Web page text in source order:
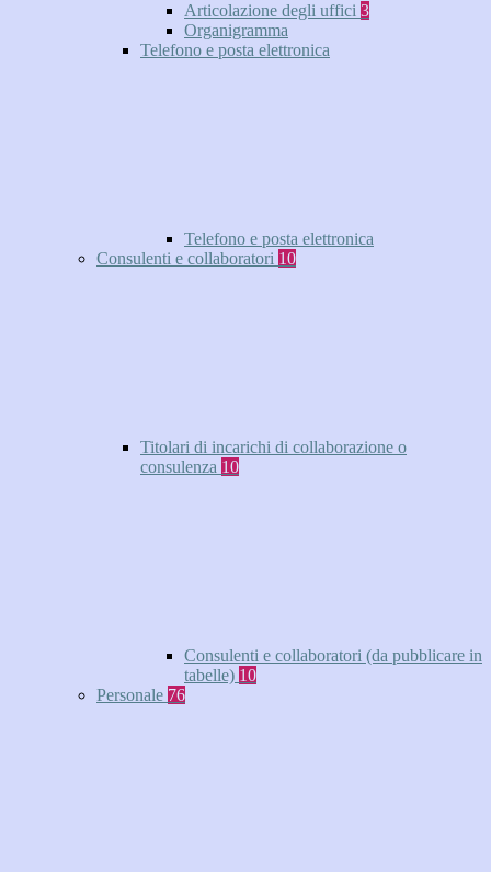
Articolazione degli uffici 3
Organigramma
Telefono e posta elettronica
Telefono e posta elettronica
Consulenti e collaboratori 10
Titolari di incarichi di collaborazione o
consulenza 10
Consulenti e collaboratori (da pubblicare in
tabelle) 10
Personale 76